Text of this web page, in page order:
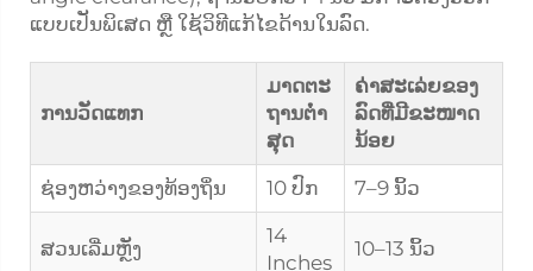
ແບບເປັນພິເສດ ຫຼື ໃຊ້ວິທີແກ້ໄຂດ້ານໃນລົດ.
ການວັດແທກ
ມາດຕະ
ຖານຕໍ່າ
ສຸດ
ຄ່າສະເລ່ຍຂອງ
ລົດທີ່ມີຂະໜາດ
ນ້ອຍ
ຊ່ອງຫວ່າງຂອງທ້ອງຖິ່ນ
10 ປົກ 7–9 ນິ້ວ
ສວນເລີ່ມຫຼັງ
14
Inches
10–13 ນິ້ວ